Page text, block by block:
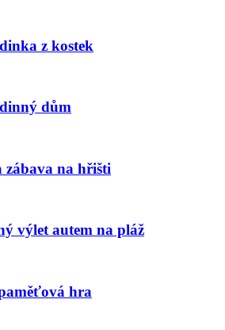
z kostek
dům
zábava na hřišti
výlet autem na pláž
hra